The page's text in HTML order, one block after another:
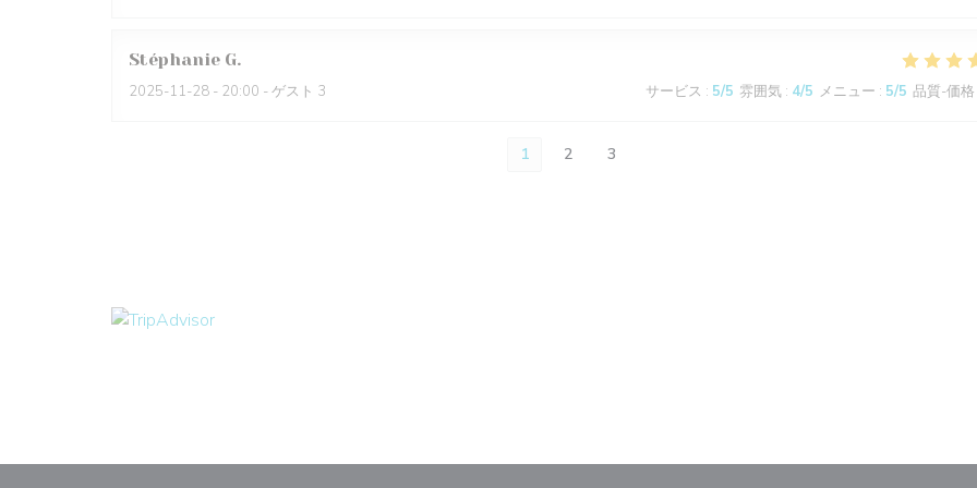
Stéphanie G
2025-11-28 - 20:00 - ゲスト 3 サービス : 5/5 雰囲気 : 4/5 メニュー : 5/5 品質-価格
1 2 3